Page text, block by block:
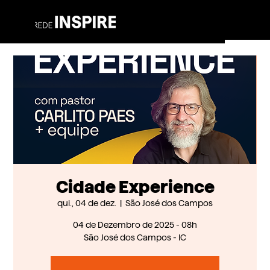
Cidade Experience
qui., 04 de dez.
  |
São José dos Campos
04 de Dezembro de 2025 - 08h
São José dos Campos - IC